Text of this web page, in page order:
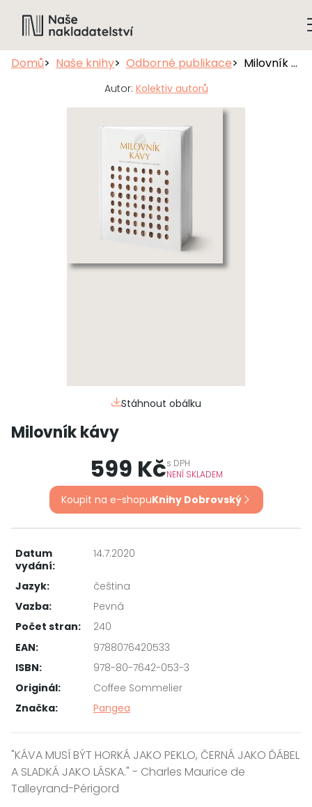
Domů Naše knihy Odborné publikace Milovník kávy
Autor: Kolektiv autorů
Stáhnout obálku
Milovník kávy
599 Kčs DPH
NENÍ SKLADEM
Koupit na e-shopuKnihy Dobrovský
Datum
vydání:
14.7.2020
Jazyk:
čeština
Vazba:
Pevná
Počet stran:
240
EAN:
9788076420533
ISBN:
978-80-7642-053-3
Originál:
Coffee Sommelier
Značka:
Pangea
"KÁVA MUSÍ BÝT HORKÁ JAKO PEKLO, ČERNÁ JAKO ĎÁBEL
A SLADKÁ JAKO LÁSKA." - Charles Maurice de
Talleyrand-Périgord